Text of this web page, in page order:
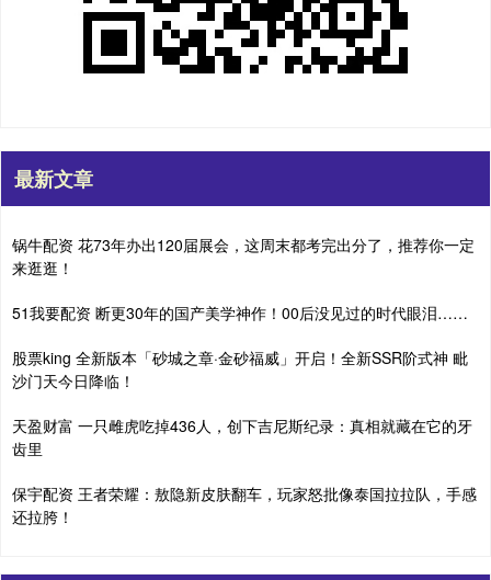
最新文章
锅牛配资 花73年办出120届展会，这周末都考完出分了，推荐你一定
来逛逛！
51我要配资 断更30年的国产美学神作！00后没见过的时代眼泪……
股票king 全新版本「砂城之章·金砂福威」开启！全新SSR阶式神 毗
沙门天今日降临！
天盈财富 一只雌虎吃掉436人，创下吉尼斯纪录：真相就藏在它的牙
齿里
保宇配资 王者荣耀：敖隐新皮肤翻车，玩家怒批像泰国拉拉队，手感
还拉胯！